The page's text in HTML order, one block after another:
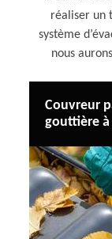
réaliser un
système
nous
Couvreur
gouttière à